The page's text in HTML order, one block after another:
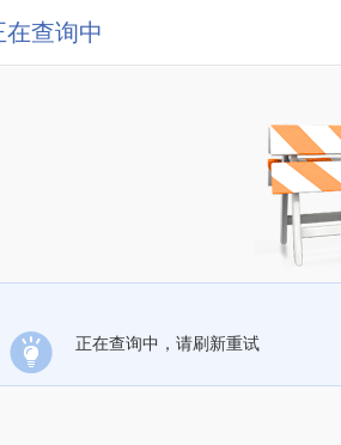
在查询中
正在查询中，请刷新重试